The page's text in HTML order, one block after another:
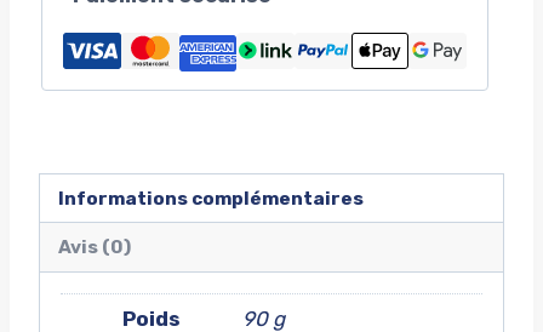
Informations complémentaires
Avis (0)
Poids 90 g